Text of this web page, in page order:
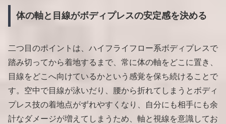
体の軸と目線がボディプレスの安定感を決める
二つ目のポイントは、ハイフライフロー系ボディプレスで
踏み切ってから着地するまで、常に体の軸をどこに置き、
目線をどこへ向けているかという感覚を保ち続けることで
す。空中で目線が泳いだり、腰から折れてしまうとボディ
プレス技の着地点がずれやすくなり、自分にも相手にも余
計なダメージが増えてしまうため、軸と視線を意識してお